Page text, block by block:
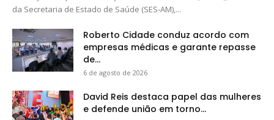
da Secretaria de Estado de Saúde (SES-AM),...
Roberto Cidade conduz acordo com
empresas médicas e garante repasse
de...
6 de agosto de 2026
David Reis destaca papel das mulheres
e defende união em torno...